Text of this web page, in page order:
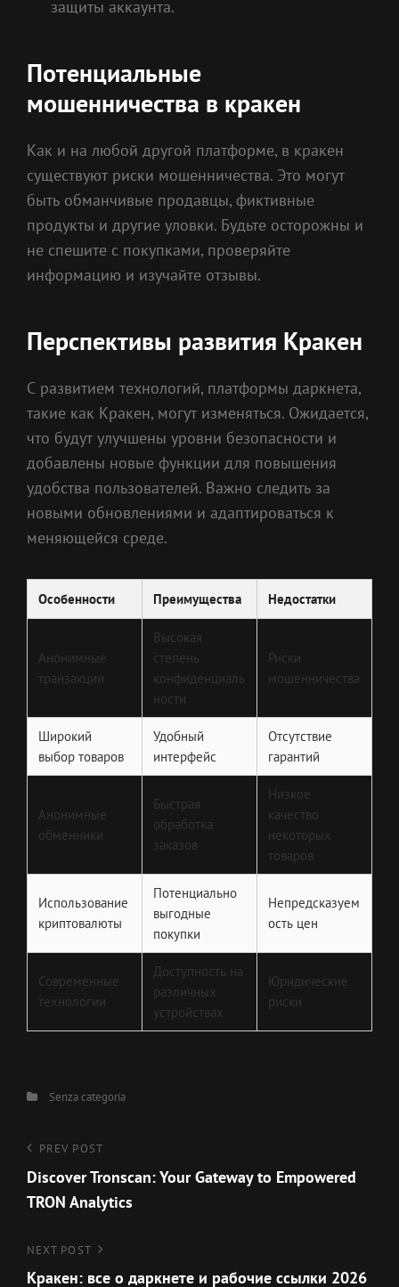
защиты аккаунта.
Потенциальные
мошенничества в кракен
Как и на любой другой платформе, в кракен
существуют риски мошенничества. Это могут
быть обманчивые продавцы, фиктивные
продукты и другие уловки. Будьте осторожны и
не спешите с покупками, проверяйте
информацию и изучайте отзывы.
Перспективы развития Кракен
С развитием технологий, платформы даркнета,
такие как Кракен, могут изменяться. Ожидается,
что будут улучшены уровни безопасности и
добавлены новые функции для повышения
удобства пользователей. Важно следить за
новыми обновлениями и адаптироваться к
меняющейся среде.
Особенности Преимущества Недостатки
Анонимные
транзакции
Высокая
степень
конфиденциаль
ности
Риски
мошенничества
Широкий
выбор товаров
Удобный
интерфейс
Отсутствие
гарантий
Анонимные
обменники
Быстрая
обработка
заказов
Низкое
качество
некоторых
товаров
Использование
криптовалюты
Потенциально
выгодные
покупки
Непредсказуем
ость цен
Современные
технологии
Доступность на
различных
устройствах
Юридические
риски
CategoriesSenza categoria
Navigazione
articoli
Previous
Post
PREV POST
Discover Tronscan: Your Gateway to Empowered
TRON Analytics
Next
Post
NEXT POST
Кракен: все о даркнете и рабочие ссылки 2026